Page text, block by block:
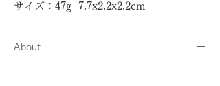
サイズ：47g 7.7x2.2x2.2cm
About